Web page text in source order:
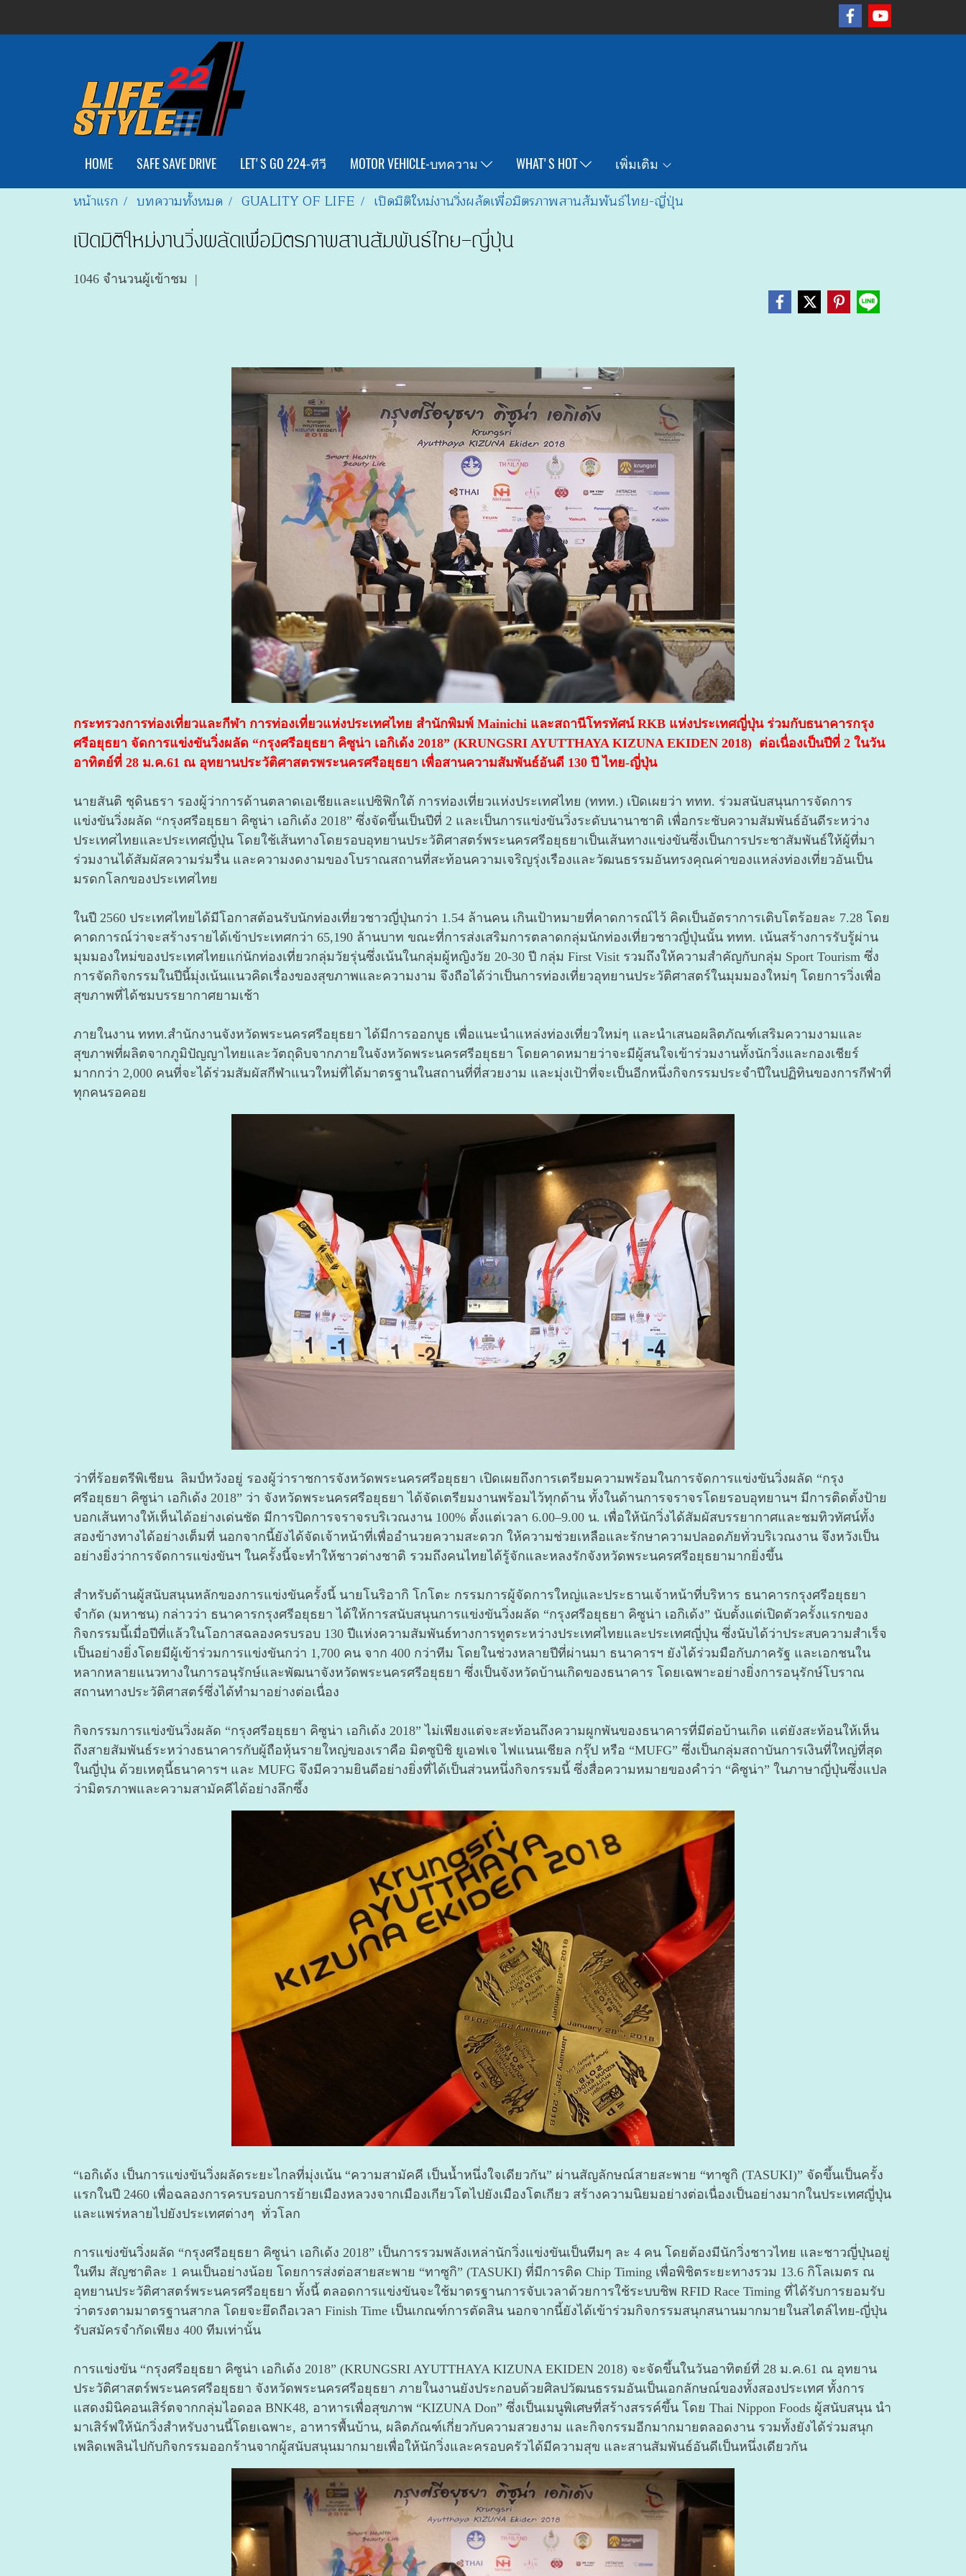
HOME SAFE SAVE DRIVE LET'S GO 224-ทีวี MOTOR VEHICLE-บทความ WHAT'S HOT เพิ่มเติม
หน้าแรก บทความทั้งหมด GUALITY OF LIFE เปิดมิติใหม่งานวิ่งผลัดเพื่อมิตรภาพสานสัมพันธ์ไทย-ญี่ปุ่น
เปิดมิติใหม่งานวิ่งผลัดเพื่อมิตรภาพสานสัมพันธ์ไทย-ญี่ปุ่น
1046 จำนวนผู้เข้าชม |
กระทรวงการท่องเที่ยวและกีฬา การท่องเที่ยวแห่งประเทศไทย สำนักพิมพ์ Mainichi และสถานีโทรทัศน์ RKB แห่งประเทศญี่ปุ่น ร่วมกับธนาคารกรุง
ศรีอยุธยา จัดการแข่งขันวิ่งผลัด “กรุงศรีอยุธยา คิซูน่า เอกิเด้ง 2018” (KRUNGSRI AYUTTHAYA KIZUNA EKIDEN 2018) ต่อเนื่องเป็นปีที่ 2 ในวัน
อาทิตย์ที่ 28 ม.ค.61 ณ อุทยานประวัติศาสตรพระนครศรีอยุธยา เพื่อสานความสัมพันธ์อันดี 130 ปี ไทย-ญี่ปุ่น
นายสันติ ชุดินธรา รองผู้ว่าการด้านตลาดเอเชียและแปซิฟิกใต้ การท่องเที่ยวแห่งประเทศไทย (ททท.) เปิดเผยว่า ททท. ร่วมสนับสนุนการจัดการ
แข่งขันวิ่งผลัด “กรุงศรีอยุธยา คิซูน่า เอกิเด้ง 2018” ซึ่งจัดขึ้นเป็นปีที่ 2 และเป็นการแข่งขันวิ่งระดับนานาชาติ เพื่อกระชับความสัมพันธ์อันดีระหว่าง
ประเทศไทยและประเทศญี่ปุ่น โดยใช้เส้นทางโดยรอบอุทยานประวัติศาสตร์พระนครศรีอยุธยาเป็นเส้นทางแข่งขันซึ่งเป็นการประชาสัมพันธ์ให้ผู้ที่มา
ร่วมงานได้สัมผัสความร่มรื่น และความงดงามของโบราณสถานที่สะท้อนความเจริญรุ่งเรืองและวัฒนธรรมอันทรงคุณค่าของแหล่งท่องเที่ยวอันเป็น
มรดกโลกของประเทศไทย
ในปี 2560 ประเทศไทยได้มีโอกาสต้อนรับนักท่องเที่ยวชาวญี่ปุ่นกว่า 1.54 ล้านคน เกินเป้าหมายที่คาดการณ์ไว้ คิดเป็นอัตราการเติบโตร้อยละ 7.28 โดย
คาดการณ์ว่าจะสร้างรายได้เข้าประเทศกว่า 65,190 ล้านบาท ขณะที่การส่งเสริมการตลาดกลุ่มนักท่องเที่ยวชาวญี่ปุ่นนั้น ททท. เน้นสร้างการรับรู้ผ่าน
มุมมองใหม่ของประเทศไทยแก่นักท่องเที่ยวกลุ่มวัยรุ่นซึ่งเน้นในกลุ่มผู้หญิงวัย 20-30 ปี กลุ่ม First Visit รวมถึงให้ความสำคัญกับกลุ่ม Sport Tourism ซึ่ง
การจัดกิจกรรมในปีนี้มุ่งเน้นแนวคิดเรื่องของสุขภาพและความงาม จึงถือได้ว่าเป็นการท่องเที่ยวอุทยานประวัติศาสตร์ในมุมมองใหม่ๆ โดยการวิ่งเพื่อ
สุขภาพที่ได้ชมบรรยากาศยามเช้า
ภายในงาน ททท.สำนักงานจังหวัดพระนครศรีอยุธยา ได้มีการออกบูธ เพื่อแนะนำแหล่งท่องเที่ยวใหม่ๆ และนำเสนอผลิตภัณฑ์เสริมความงามและ
สุขภาพที่ผลิตจากภูมิปัญญาไทยและวัตถุดิบจากภายในจังหวัดพระนครศรีอยุธยา โดยคาดหมายว่าจะมีผู้สนใจเข้าร่วมงานทั้งนักวิ่งและกองเชียร์
มากกว่า 2,000 คนที่จะได้ร่วมสัมผัสกีฬาแนวใหม่ที่ได้มาตรฐานในสถานที่ที่สวยงาม และมุ่งเป้าที่จะเป็นอีกหนึ่งกิจกรรมประจำปีในปฏิทินของการกีฬาที่
ทุกคนรอคอย
ว่าที่ร้อยตรีพิเชียน ลิมป์หวังอยู่ รองผู้ว่าราชการจังหวัดพระนครศรีอยุธยา เปิดเผยถึงการเตรียมความพร้อมในการจัดการแข่งขันวิ่งผลัด “กรุง
ศรีอยุธยา คิซูน่า เอกิเด้ง 2018” ว่า จังหวัดพระนครศรีอยุธยา ได้จัดเตรียมงานพร้อมไว้ทุกด้าน ทั้งในด้านการจราจรโดยรอบอุทยานฯ มีการติดตั้งป้าย
บอกเส้นทางให้เห็นได้อย่างเด่นชัด มีการปิดการจราจรบริเวณงาน 100% ตั้งแต่เวลา 6.00–9.00 น. เพื่อให้นักวิ่งได้สัมผัสบรรยากาศและชมทิวทัศน์ทั้ง
สองข้างทางได้อย่างเต็มที่ นอกจากนี้ยังได้จัดเจ้าหน้าที่เพื่ออำนวยความสะดวก ให้ความช่วยเหลือและรักษาความปลอดภัยทั่วบริเวณงาน จึงหวังเป็น
อย่างยิ่งว่าการจัดการแข่งขันฯ ในครั้งนี้จะทำให้ชาวต่างชาติ รวมถึงคนไทยได้รู้จักและหลงรักจังหวัดพระนครศรีอยุธยามากยิ่งขึ้น
สำหรับด้านผู้สนับสนุนหลักของการแข่งขันครั้งนี้ นายโนริอากิ โกโตะ กรรมการผู้จัดการใหญ่และประธานเจ้าหน้าที่บริหาร ธนาคารกรุงศรีอยุธยา
จำกัด (มหาชน) กล่าวว่า ธนาคารกรุงศรีอยุธยา ได้ให้การสนับสนุนการแข่งขันวิ่งผลัด “กรุงศรีอยุธยา คิซูน่า เอกิเด้ง” นับตั้งแต่เปิดตัวครั้งแรกของ
กิจกรรมนี้เมื่อปีที่แล้วในโอกาสฉลองครบรอบ 130 ปีแห่งความสัมพันธ์ทางการทูตระหว่างประเทศไทยและประเทศญี่ปุ่น ซึ่งนับได้ว่าประสบความสำเร็จ
เป็นอย่างยิ่งโดยมีผู้เข้าร่วมการแข่งขันกว่า 1,700 คน จาก 400 กว่าทีม โดยในช่วงหลายปีที่ผ่านมา ธนาคารฯ ยังได้ร่วมมือกับภาครัฐ และเอกชนใน
หลากหลายแนวทางในการอนุรักษ์และพัฒนาจังหวัดพระนครศรีอยุธยา ซึ่งเป็นจังหวัดบ้านเกิดของธนาคาร โดยเฉพาะอย่างยิ่งการอนุรักษ์โบราณ
สถานทางประวัติศาสตร์ซึ่งได้ทำมาอย่างต่อเนื่อง
กิจกรรมการแข่งขันวิ่งผลัด “กรุงศรีอยุธยา คิซูน่า เอกิเด้ง 2018” ไม่เพียงแต่จะสะท้อนถึงความผูกพันของธนาคารที่มีต่อบ้านเกิด แต่ยังสะท้อนให้เห็น
ถึงสายสัมพันธ์ระหว่างธนาคารกับผู้ถือหุ้นรายใหญ่ของเราคือ มิตซูบิชิ ยูเอฟเจ ไฟแนนเชียล กรุ๊ป หรือ “MUFG” ซึ่งเป็นกลุ่มสถาบันการเงินที่ใหญ่ที่สุด
ในญี่ปุ่น ด้วยเหตุนี้ธนาคารฯ และ MUFG จึงมีความยินดีอย่างยิ่งที่ได้เป็นส่วนหนึ่งกิจกรรมนี้ ซึ่งสื่อความหมายของคำว่า “คิซูน่า” ในภาษาญี่ปุ่นซึ่งแปล
ว่ามิตรภาพและความสามัคคีได้อย่างลึกซึ้ง
“เอกิเด้ง เป็นการแข่งขันวิ่งผลัดระยะไกลที่มุ่งเน้น “ความสามัคคี เป็นน้ำหนึ่งใจเดียวกัน” ผ่านสัญลักษณ์สายสะพาย “ทาซูกิ (TASUKI)” จัดขึ้นเป็นครั้ง
แรกในปี 2460 เพื่อฉลองการครบรอบการย้ายเมืองหลวงจากเมืองเกียวโตไปยังเมืองโตเกียว สร้างความนิยมอย่างต่อเนื่องเป็นอย่างมากในประเทศญี่ปุ่น
และแพร่หลายไปยังประเทศต่างๆ ทั่วโลก
การแข่งขันวิ่งผลัด “กรุงศรีอยุธยา คิซูน่า เอกิเด้ง 2018” เป็นการรวมพลังเหล่านักวิ่งแข่งขันเป็นทีมๆ ละ 4 คน โดยต้องมีนักวิ่งชาวไทย และชาวญี่ปุ่นอยู่
ในทีม สัญชาติละ 1 คนเป็นอย่างน้อย โดยการส่งต่อสายสะพาย “ทาซูกิ” (TASUKI) ที่มีการติด Chip Timing เพื่อพิชิตระยะทางรวม 13.6 กิโลเมตร ณ
อุทยานประวัติศาสตร์พระนครศรีอยุธยา ทั้งนี้ ตลอดการแข่งขันจะใช้มาตรฐานการจับเวลาด้วยการใช้ระบบชิพ RFID Race Timing ที่ได้รับการยอมรับ
ว่าตรงตามมาตรฐานสากล โดยจะยึดถือเวลา Finish Time เป็นเกณฑ์การตัดสิน นอกจากนี้ยังได้เข้าร่วมกิจกรรมสนุกสนานมากมายในสไตล์ไทย-ญี่ปุ่น
รับสมัครจำกัดเพียง 400 ทีมเท่านั้น
การแข่งขัน “กรุงศรีอยุธยา คิซูน่า เอกิเด้ง 2018” (KRUNGSRI AYUTTHAYA KIZUNA EKIDEN 2018) จะจัดขึ้นในวันอาทิตย์ที่ 28 ม.ค.61 ณ อุทยาน
ประวัติศาสตร์พระนครศรีอยุธยา จังหวัดพระนครศรีอยุธยา ภายในงานยังประกอบด้วยศิลปวัฒนธรรมอันเป็นเอกลักษณ์ของทั้งสองประเทศ ทั้งการ
แสดงมินิคอนเสิร์ตจากกลุ่มไอดอล BNK48, อาหารเพื่อสุขภาพ “KIZUNA Don” ซึ่งเป็นเมนูพิเศษที่สร้างสรรค์ขึ้น โดย Thai Nippon Foods ผู้สนับสนุน นำ
มาเสิร์ฟให้นักวิ่งสำหรับงานนี้โดยเฉพาะ, อาหารพื้นบ้าน, ผลิตภัณฑ์เกี่ยวกับความสวยงาม และกิจกรรมอีกมากมายตลอดงาน รวมทั้งยังได้ร่วมสนุก
เพลิดเพลินไปกับกิจกรรมออกร้านจากผู้สนับสนุนมากมายเพื่อให้นักวิ่งและครอบครัวได้มีความสุข และสานสัมพันธ์อันดีเป็นหนึ่งเดียวกัน